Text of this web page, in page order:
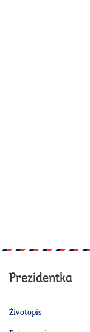
Prezidentka
Životopis